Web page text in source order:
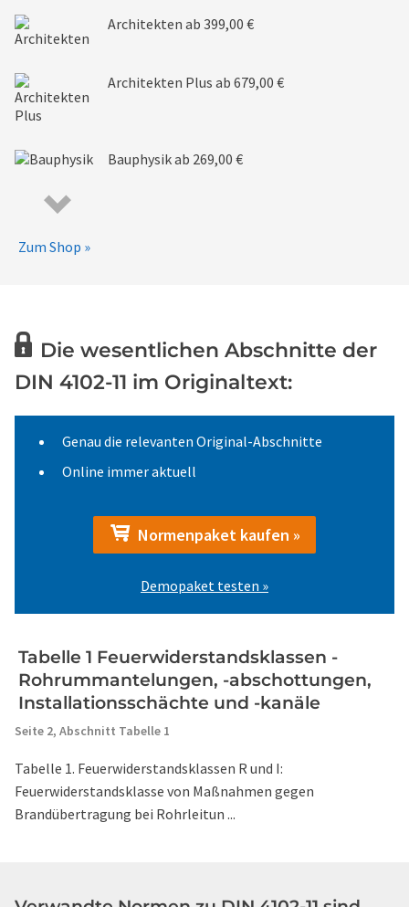
Architekten ab 399,00 €
Architekten Plus ab 679,00 €
Bauphysikab 269,00 €
Zum Shop »
Die wesentlichen Abschnitte der
DIN 4102-11 im Originaltext:
Genau die relevanten Original-Abschnitte
Online immer aktuell
Normenpaket kaufen »
Demopaket testen »
Tabelle 1 Feuerwiderstandsklassen -
Rohrummantelungen, -abschottungen,
Installationsschächte und -kanäle
Seite 2, Abschnitt Tabelle 1
Tabelle 1. Feuerwiderstandsklassen R und I:
Feuerwiderstandsklasse von Maßnahmen gegen
Brandübertragung bei Rohrleitun ...